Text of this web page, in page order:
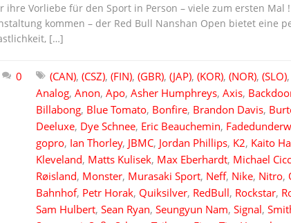
Vorliebe für den Sport in Person – viele zum ersten Mal
kommen – der Red Bull Nanshan Open bietet eine
[…]
0 (CAN), (CSZ), (FIN), (GBR), (JAP), (KOR), (NOR), (SLO),
Analog, Anon, Apo, Asher Humphreys, Axis,
Billabong, Blue Tomato, Bonfire, Brandon Davis,
Deeluxe, Dye Schnee, Eric Beauchemin,
gopro, Ian Thorley, JBMC, Jordan Phillips, K2, Kaito
Kleveland, Matts Kulisek, Max Eberhardt, Michael
Røisland, Monster, Murasaki Sport, Neff, Nike, Nitro,
Bahnhof, Petr Horak, Quiksilver, RedBull, Rockstar,
Sam Hulbert, Sean Ryan, Seungyun Nam, Signal,